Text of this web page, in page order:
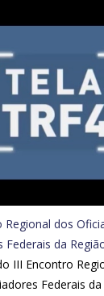
Regional dos
Federais da
III Encontro
Federais